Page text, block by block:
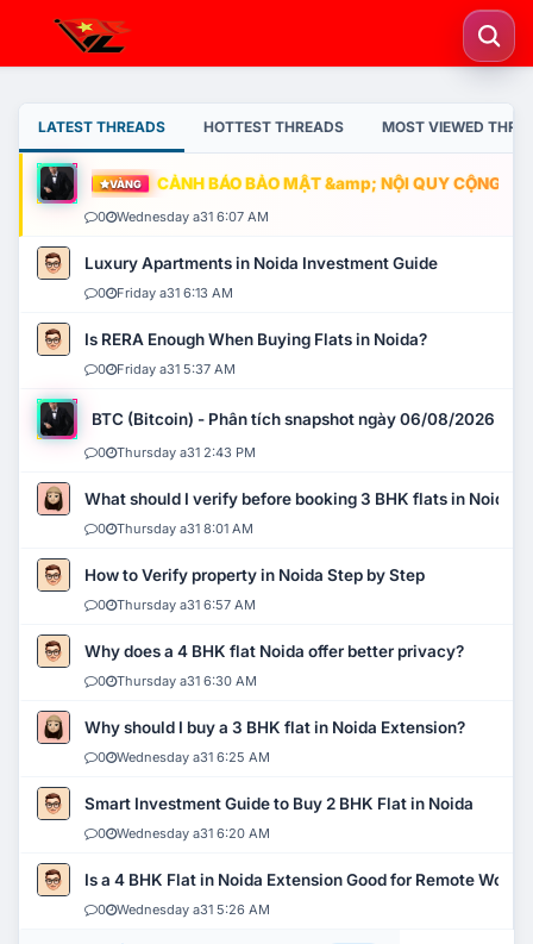
LATEST THREADS HOTTEST THREADS MOST VIEWED
VÀNG CẢNH BÁO BẢO MẬT &amp; NỘI QUY CỘNG
0 Wednesday a31 6:07 AM
Luxury Apartments in Noida Investment Guide
0 Friday a31 6:13 AM
Is RERA Enough When Buying Flats in Noida?
0 Friday a31 5:37 AM
BTC (Bitcoin) - Phân tích snapshot ngày 06/08/2026
0 Thursday a31 2:43 PM
What should I verify before booking 3 BHK flats in Noida?
0 Thursday a31 8:01 AM
How to Verify property in Noida Step by Step
0 Thursday a31 6:57 AM
Why does a 4 BHK flat Noida offer better privacy?
0 Thursday a31 6:30 AM
Why should I buy a 3 BHK flat in Noida Extension?
0 Wednesday a31 6:25 AM
Smart Investment Guide to Buy 2 BHK Flat in Noida
0 Wednesday a31 6:20 AM
Is a 4 BHK Flat in Noida Extension Good for Remote Work?
0 Wednesday a31 5:26 AM